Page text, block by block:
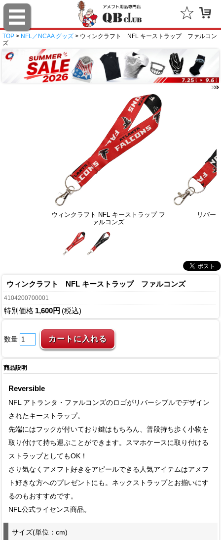
TOP > NFL／NCAA グッズ > ウィンクラフト NFL キーストラップ ファルコン
ズ
ウィンクラフト NFL キーストラップ フ
ァルコンズ
リバー
ウィンクラフト NFL キーストラップ ファルコンズ
4104200700001
特別価格 1,600円 (税込)
数量
商品説明
Reversible
NFL アトランタ・ファルコンズのロゴがリバーシブルでデザイン
されたキーストラップ。
先端にはフックが付いており鍵はもちろん、普段持ち歩く小物を
取り付けて持ち運ぶことができます。スマホケースに取り付ける
ストラップとしてもOK！
さり気なくアメフト好きをアピールできる人気アイテムはアメフ
ト好きな方へのプレゼントにも。ネックストラップとお揃いにす
るのもおすすめです。
NFL公式ライセンス商品。
サイズ(単位：cm)